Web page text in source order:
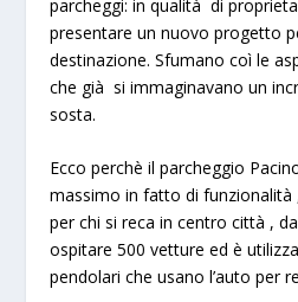
parcheggi: in qualità di
presentare un nuovo progetto
destinazione. Sfumano coì le
che già si immaginavano un
sosta.
Ecco perchè il parcheggio
massimo in fatto di
per chi si reca in centro città ,
ospitare 500 vetture ed è
pendolari che usano l’auto per